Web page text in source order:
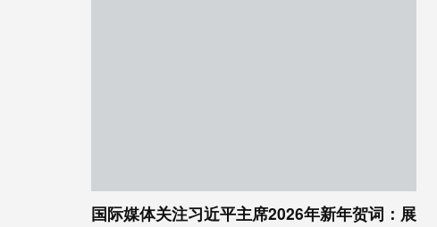
国际媒体关注习近平主席2026年新年贺词：展